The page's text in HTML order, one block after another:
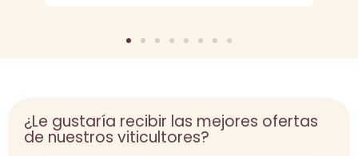
¿Le gustaría recibir las mejores ofertas
de nuestros viticultores?